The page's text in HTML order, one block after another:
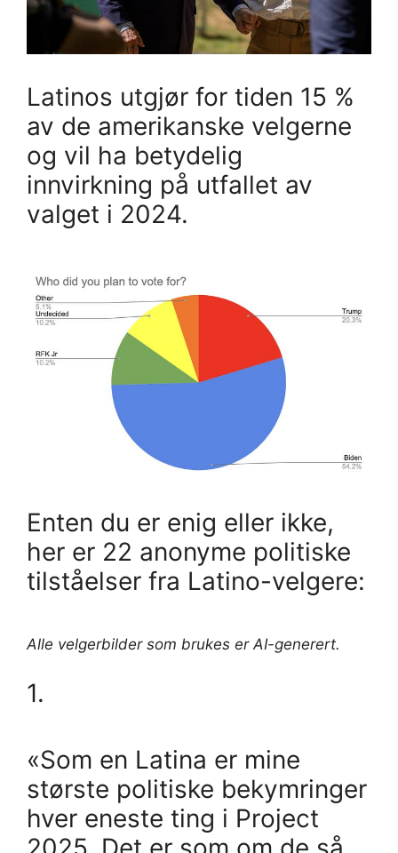
Latinos utgjør for tiden 15 %
av de amerikanske velgerne
og vil ha betydelig
innvirkning på utfallet av
valget i 2024.
Enten du er enig eller ikke,
her er 22 anonyme politiske
tilståelser fra Latino-velgere:
Alle velgerbilder som brukes er AI-generert.
1.
«Som en Latina er mine
største politiske bekymringer
hver eneste ting i Project